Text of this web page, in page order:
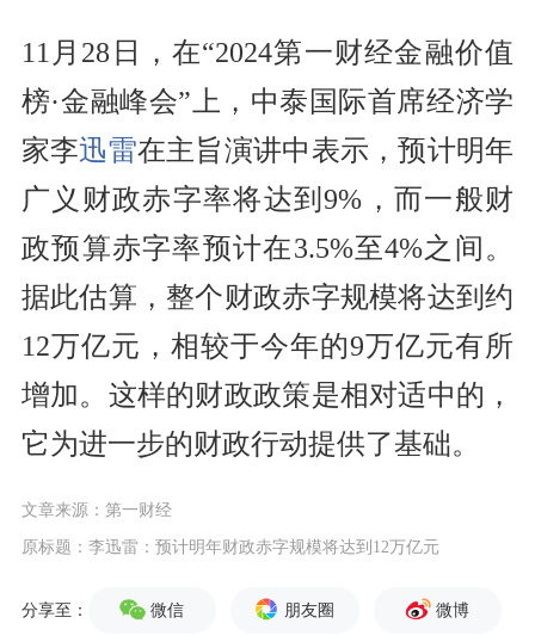
11月28日，在“2024第一财经金融价值
榜·金融峰会”上，中泰国际首席经济学
家李迅雷在主旨演讲中表示，预计明年
广义财政赤字率将达到9%，而一般财
政预算赤字率预计在3.5%至4%之间。
据此估算，整个财政赤字规模将达到约
12万亿元，相较于今年的9万亿元有所
增加。这样的财政政策是相对适中的，
它为进一步的财政行动提供了基础。
文章来源：第一财经
原标题：李迅雷：预计明年财政赤字规模将达到12万亿元
分享至： 微信 朋友圈 微博